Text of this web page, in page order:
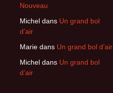
Nouveau
Michel dans Un grand bol
d’air
Marie dans Un grand bol d’air
Michel dans Un grand bol
d’air